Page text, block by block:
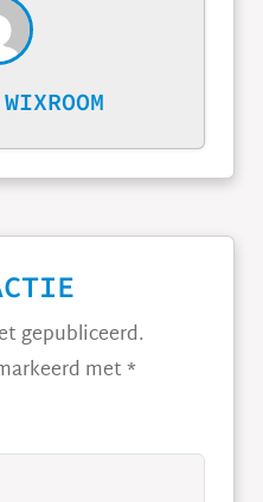
WIXROOM
gepubliceerd.
met*